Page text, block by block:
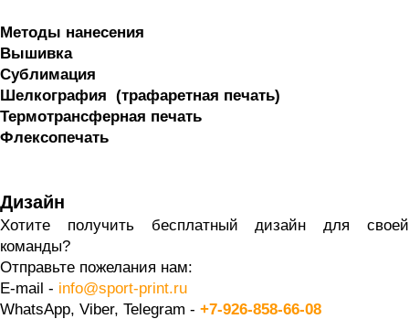
Методы нанесения
Вышивка
Сублимация
Шелкография  (трафаретная печать)
Термотрансферная печать
Флексопечать
Дизайн
Хотите получить бесплатный дизайн для своей
команды?
Отправьте пожелания нам:
E-mail - info@sport-print.ru
WhatsApp, Viber, Telegram - +7-926-858-66-08